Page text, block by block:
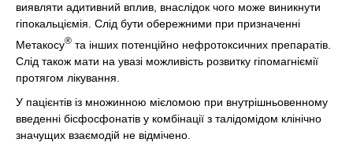
виявляти адитивний вплив, внаслідок чого може виникнути
гіпокальціємія. Слід бути обережними при призначенні
Метакосу® та інших потенційно нефротоксичних препаратів.
Слід також мати на увазі можливість розвитку гіпомагніємії
протягом лікування.
У пацієнтів із множинною мієломою при внутрішньовенному
введенні бісфосфонатів у комбінації з талідомідом клінічно
значущих взаємодій не відмічено.